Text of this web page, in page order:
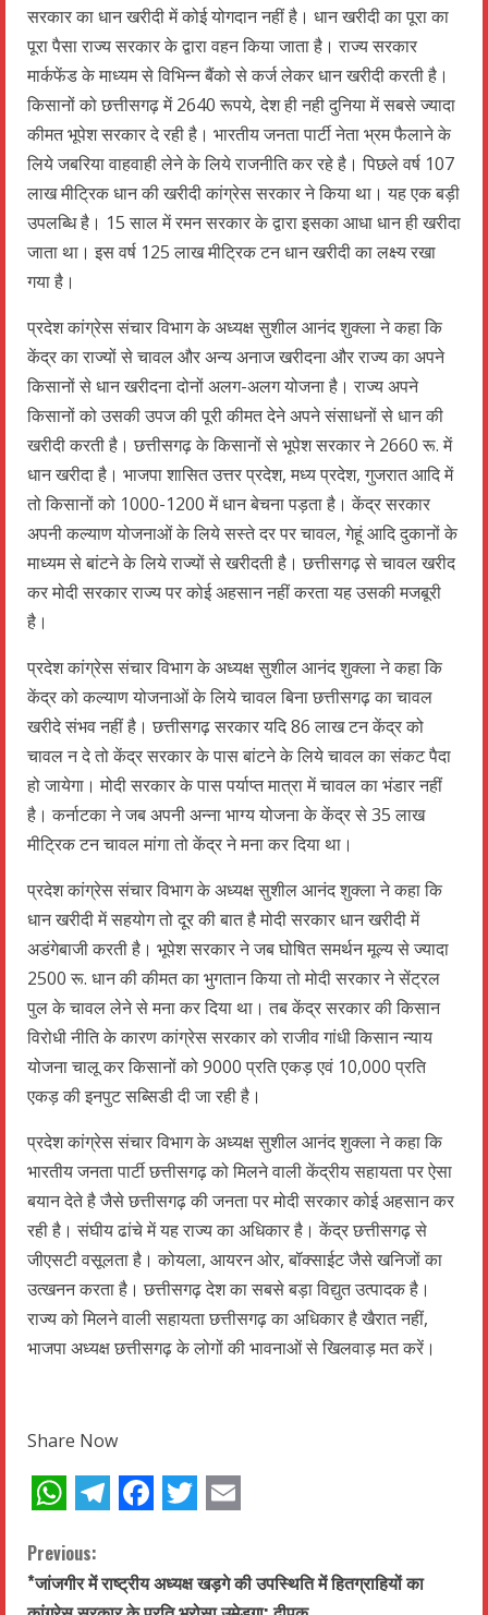
सरकार का धान खरीदी में कोई योगदान नहीं है। धान खरीदी का पूरा का
पूरा पैसा राज्य सरकार के द्वारा वहन किया जाता है। राज्य सरकार
मार्कफेंड के माध्यम से विभिन्न बैंको से कर्ज लेकर धान खरीदी करती है।
किसानों को छत्तीसगढ़ में 2640 रूपये, देश ही नही दुनिया में सबसे ज्यादा
कीमत भूपेश सरकार दे रही है। भारतीय जनता पार्टी नेता भ्रम फैलाने के
लिये जबरिया वाहवाही लेने के लिये राजनीति कर रहे है। पिछले वर्ष 107
लाख मीट्रिक धान की खरीदी कांग्रेस सरकार ने किया था। यह एक बड़ी
उपलब्धि है। 15 साल में रमन सरकार के द्वारा इसका आधा धान ही खरीदा
जाता था। इस वर्ष 125 लाख मीट्रिक टन धान खरीदी का लक्ष्य रखा
गया है।
प्रदेश कांग्रेस संचार विभाग के अध्यक्ष सुशील आनंद शुक्ला ने कहा कि
केंद्र का राज्यों से चावल और अन्य अनाज खरीदना और राज्य का अपने
किसानों से धान खरीदना दोनों अलग-अलग योजना है। राज्य अपने
किसानों को उसकी उपज की पूरी कीमत देने अपने संसाधनों से धान की
खरीदी करती है। छत्तीसगढ़ के किसानों से भूपेश सरकार ने 2660 रू. में
धान खरीदा है। भाजपा शासित उत्तर प्रदेश, मध्य प्रदेश, गुजरात आदि में
तो किसानों को 1000-1200 में धान बेचना पड़ता है। केंद्र सरकार
अपनी कल्याण योजनाओं के लिये सस्ते दर पर चावल, गेहूं आदि दुकानों के
माध्यम से बांटने के लिये राज्यों से खरीदती है। छत्तीसगढ़ से चावल खरीद
कर मोदी सरकार राज्य पर कोई अहसान नहीं करता यह उसकी मजबूरी
है।
प्रदेश कांग्रेस संचार विभाग के अध्यक्ष सुशील आनंद शुक्ला ने कहा कि
केंद्र को कल्याण योजनाओं के लिये चावल बिना छत्तीसगढ़ का चावल
खरीदे संभव नहीं है। छत्तीसगढ़ सरकार यदि 86 लाख टन केंद्र को
चावल न दे तो केंद्र सरकार के पास बांटने के लिये चावल का संकट पैदा
हो जायेगा। मोदी सरकार के पास पर्याप्त मात्रा में चावल का भंडार नहीं
है। कर्नाटका ने जब अपनी अन्ना भाग्य योजना के केंद्र से 35 लाख
मीट्रिक टन चावल मांगा तो केंद्र ने मना कर दिया था।
प्रदेश कांग्रेस संचार विभाग के अध्यक्ष सुशील आनंद शुक्ला ने कहा कि
धान खरीदी में सहयोग तो दूर की बात है मोदी सरकार धान खरीदी में
अडंगेबाजी करती है। भूपेश सरकार ने जब घोषित समर्थन मूल्य से ज्यादा
2500 रू. धान की कीमत का भुगतान किया तो मोदी सरकार ने सेंट्रल
पुल के चावल लेने से मना कर दिया था। तब केंद्र सरकार की किसान
विरोधी नीति के कारण कांग्रेस सरकार को राजीव गांधी किसान न्याय
योजना चालू कर किसानों को 9000 प्रति एकड़ एवं 10,000 प्रति
एकड़ की इनपुट सब्सिडी दी जा रही है।
प्रदेश कांग्रेस संचार विभाग के अध्यक्ष सुशील आनंद शुक्ला ने कहा कि
भारतीय जनता पार्टी छत्तीसगढ़ को मिलने वाली केंद्रीय सहायता पर ऐसा
बयान देते है जैसे छत्तीसगढ़ की जनता पर मोदी सरकार कोई अहसान कर
रही है। संघीय ढांचे में यह राज्य का अधिकार है। केंद्र छत्तीसगढ़ से
जीएसटी वसूलता है। कोयला, आयरन ओर, बॉक्साईट जैसे खनिजों का
उत्खनन करता है। छत्तीसगढ़ देश का सबसे बड़ा विद्युत उत्पादक है।
राज्य को मिलने वाली सहायता छत्तीसगढ़ का अधिकार है खैरात नहीं,
भाजपा अध्यक्ष छत्तीसगढ़ के लोगों की भावनाओं से खिलवाड़ मत करें।
Share Now
C
Previous:
*जांजगीर में राष्ट्रीय अध्यक्ष खड़गे की उपस्थिति में हितग्राहियों का